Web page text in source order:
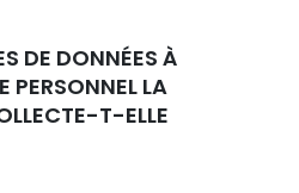
DE DONNÉES À
PERSONNEL LA
T-ELLE